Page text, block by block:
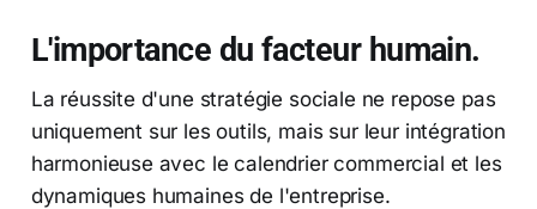
L'importance du facteur humain.
La réussite d'une stratégie sociale ne repose pas
uniquement sur les outils, mais sur leur intégration
harmonieuse avec le calendrier commercial et les
dynamiques humaines de l'entreprise.